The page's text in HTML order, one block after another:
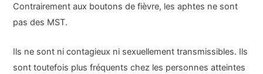
Contrairement aux boutons de fièvre, les aphtes ne sont
pas des MST.
Ils ne sont ni contagieux ni sexuellement transmissibles. Ils
sont toutefois plus fréquents chez les personnes atteintes